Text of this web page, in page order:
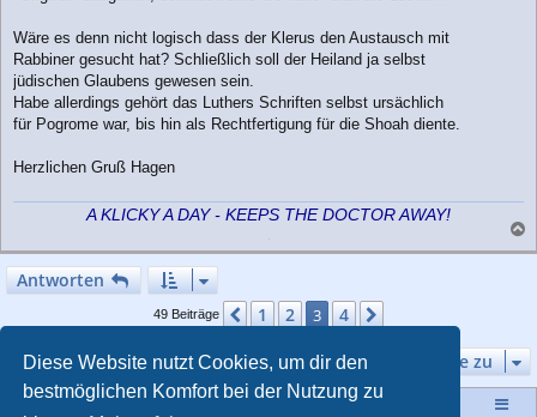
Diese Website nutzt Cookies, um dir den
bestmöglichen Komfort bei der Nutzung zu
Wäre es denn nicht logisch dass der Klerus den Austausch mit
Rabbiner gesucht hat? Schließlich soll der Heiland ja selbst
jüdischen Glaubens gewesen sein.
Habe allerdings gehört das Luthers Schriften selbst ursächlich
für Pogrome war, bis hin als Rechtfertigung für die Shoah diente.
Herzlichen Gruß Hagen
A KLICKY A DAY - KEEPS THE DOCTOR AWAY!
a
e
Antworten
49 Beiträge Vorherige
1 2 3 4
Gehe zu
Startseite